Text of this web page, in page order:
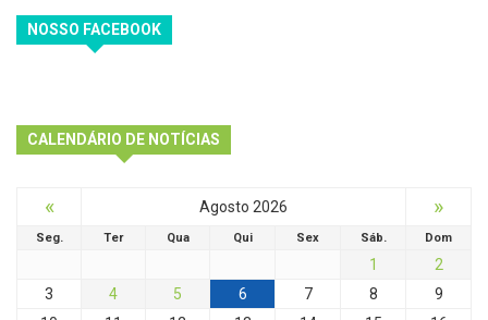
NOSSO FACEBOOK
CALENDÁRIO DE NOTÍCIAS
« Agosto 2026 »
Seg. Ter Qua Qui Sex Sáb. Dom
1
2
3
4 5 6 7 8
9